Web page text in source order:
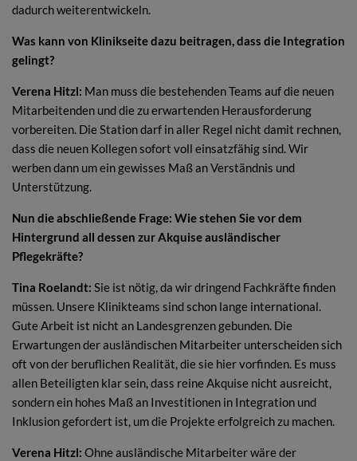
dadurch weiterentwickeln.
Was kann von Klinikseite dazu beitragen, dass die Integration
gelingt?
Verena Hitzl: Man muss die bestehenden Teams auf die neuen
Mitarbeitenden und die zu erwartenden Herausforderung
vorbereiten. Die Station darf in aller Regel nicht damit rechnen,
dass die neuen Kollegen sofort voll einsatzfähig sind. Wir
werben dann um ein gewisses Maß an Verständnis und
Unterstützung.
Nun die abschließende Frage: Wie stehen Sie vor dem
Hintergrund all dessen zur Akquise ausländischer
Pflegekräfte?
Tina Roelandt: Sie ist nötig, da wir dringend Fachkräfte finden
müssen. Unsere Klinikteams sind schon lange international.
Gute Arbeit ist nicht an Landesgrenzen gebunden. Die
Erwartungen der ausländischen Mitarbeiter unterscheiden sich
oft von der beruflichen Realität, die sie hier vorfinden. Es muss
allen Beteiligten klar sein, dass reine Akquise nicht ausreicht,
sondern ein hohes Maß an Investitionen in Integration und
Inklusion gefordert ist, um die Projekte erfolgreich zu machen.
Verena Hitzl: Ohne ausländische Mitarbeiter wäre der